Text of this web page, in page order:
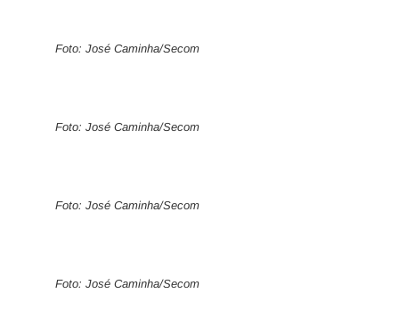
Foto: José Caminha/Secom
Foto: José Caminha/Secom
Foto: José Caminha/Secom
Foto: José Caminha/Secom